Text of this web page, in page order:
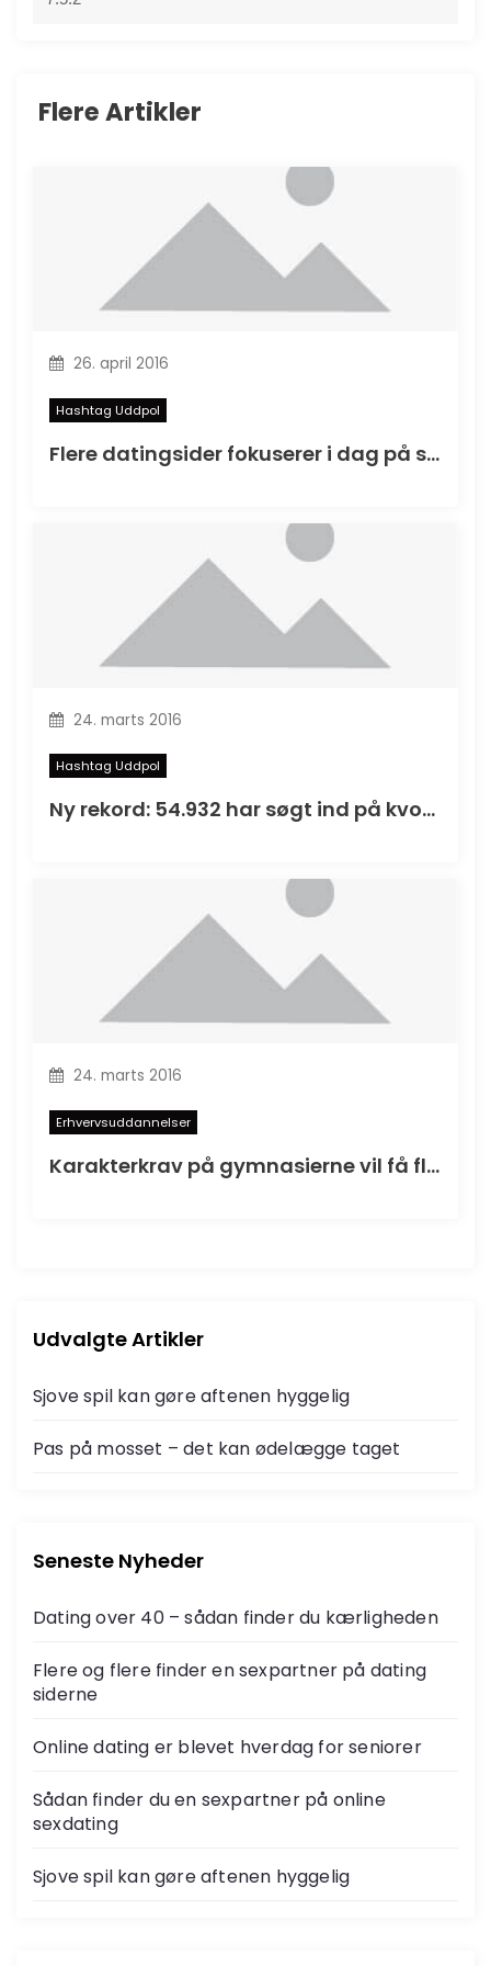
Flere Artikler
26. april 2016
Hashtag Uddpol
Flere datingsider fokuserer i dag på seniorer
24. marts 2016
Hashtag Uddpol
Ny rekord: 54.932 har søgt ind på kvote 2 i 2016
24. marts 2016
Erhvervsuddannelser
Karakterkrav på gymnasierne vil få flere til at tage en erhvervsuddannelse
Udvalgte Artikler
Sjove spil kan gøre aftenen hyggelig
Pas på mosset – det kan ødelægge taget
Seneste Nyheder
Dating over 40 – sådan finder du kærligheden
Flere og flere finder en sexpartner på dating
siderne
Online dating er blevet hverdag for seniorer
Sådan finder du en sexpartner på online
sexdating
Sjove spil kan gøre aftenen hyggelig